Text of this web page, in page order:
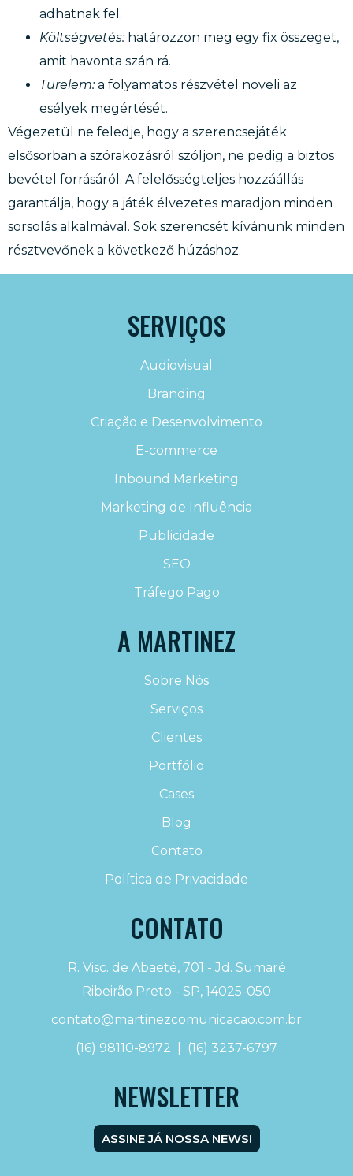
adhatnak fel.
Költségvetés:határozzon meg egy fix összeget,
amit havonta szán rá.
Türelem:a folyamatos részvétel növeli az
esélyek megértését.
Végezetül ne feledje, hogy a szerencsejáték
elsősorban a szórakozásról szóljon, ne pedig a biztos
bevétel forrásáról. A felelősségteljes hozzáállás
garantálja, hogy a játék élvezetes maradjon minden
sorsolás alkalmával. Sok szerencsét kívánunk minden
résztvevőnek a következő húzáshoz.
SERVIÇOS
Audiovisual
Branding
Criação e Desenvolvimento
E-commerce
Inbound Marketing
Marketing de Influência
Publicidade
SEO
Tráfego Pago
A MARTINEZ
Sobre Nós
Serviços
Clientes
Portfólio
Cases
Blog
Contato
Política de Privacidade
CONTATO
R. Visc. de Abaeté, 701 - Jd. Sumaré
Ribeirão Preto - SP, 14025-050
contato@martinezcomunicacao.com.br
(16) 98110-8972
(16) 3237-6797
NEWSLETTER
ASSINE JÁ NOSSA NEWS!